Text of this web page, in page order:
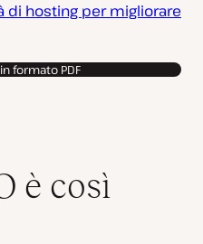
di hosting per migliorare
formato PDF
è così